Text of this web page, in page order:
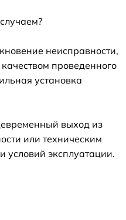
неисправности,
проведенного
установка
выход из
или техническим
эксплуатации.